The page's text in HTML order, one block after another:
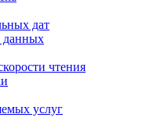
дат
данных
чтения
услуг